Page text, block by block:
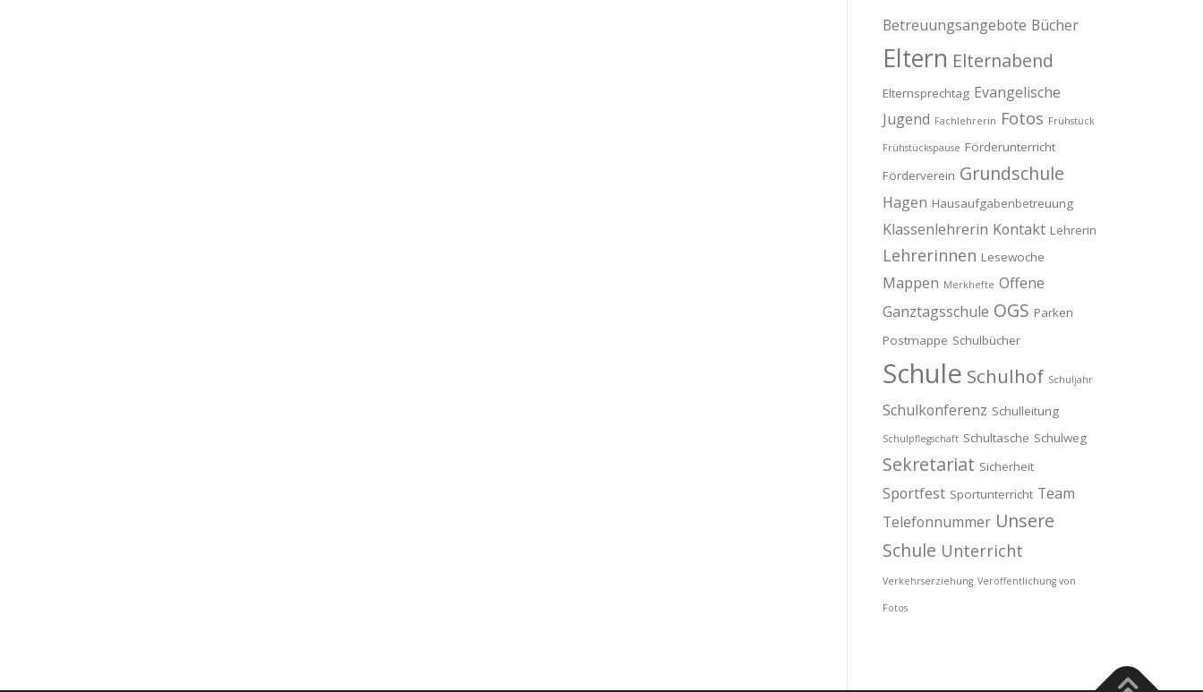
Betreuungsangebote Bücher
Eltern Elternabend
Elternsprechtag Evangelische
Jugend Fachlehrerin Fotos Frühstück
Frühstückspause Förderunterricht
Förderverein Grundschule
Hagen Hausaufgabenbetreuung
Klassenlehrerin Kontakt Lehrerin
Lehrerinnen Lesewoche
Mappen Merkhefte Offene
Ganztagsschule OGS Parken
Postmappe Schulbücher
Schule Schulhof Schuljahr
Schulkonferenz Schulleitung
Schulpflegschaft Schultasche Schulweg
Sekretariat Sicherheit
Sportfest Sportunterricht Team
Telefonnummer Unsere
Schule Unterricht
Verkehrserziehung Veröffentlichung von
Fotos